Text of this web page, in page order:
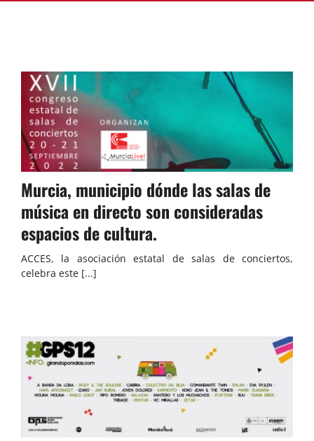
Murcia, municipio dónde las salas de
música en directo son consideradas
espacios de cultura.
ACCES, la asociación estatal de salas de conciertos,
celebra este [...]